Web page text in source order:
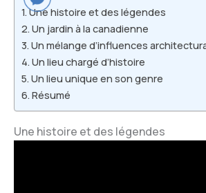
Une histoire et des légendes
Un jardin à la canadienne
Un mélange d’influences
Un lieu chargé d’histoire
Un lieu unique en son genre
Résumé
Une histoire et des légendes